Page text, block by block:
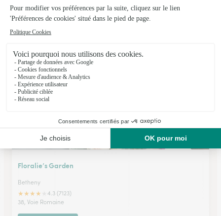
Only Fleurs
★★★★★4.7 (49)
Voir la boutique
Floralie’s Garden
Betheny
★★★★
4.3 (7123)
38, Voie Romaine